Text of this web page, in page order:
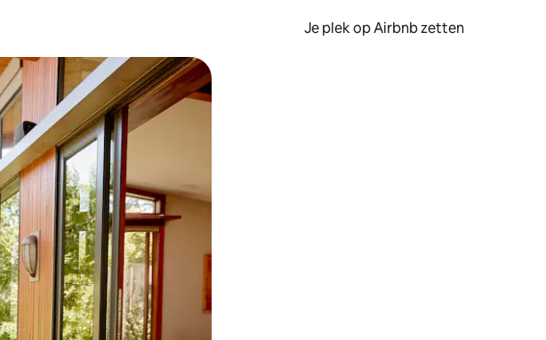
Je plek op Airbnb zetten
omlaag, óf door te tikken of swipen.